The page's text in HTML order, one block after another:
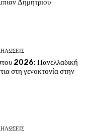
Δημητρίου
2026: Πανελλαδική
στη γενοκτονία στην